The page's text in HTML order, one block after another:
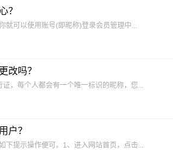
？
就可以使用账号(即昵称)登录会员管理中...
改吗？
，每个人都会有一个唯一标识的昵称，您...
户？
下提示操作便可。1、进入网站首页，点击...